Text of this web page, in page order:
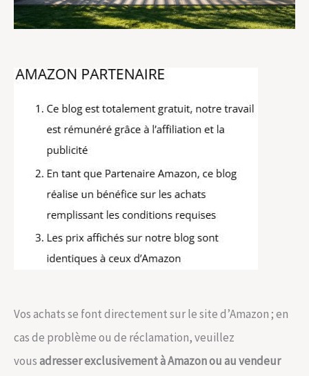
Vos achats se font directement sur le site d’Amazon ; en
cas de problème ou de réclamation, veuillez
vousadresser exclusivement à Amazon ou au vendeur